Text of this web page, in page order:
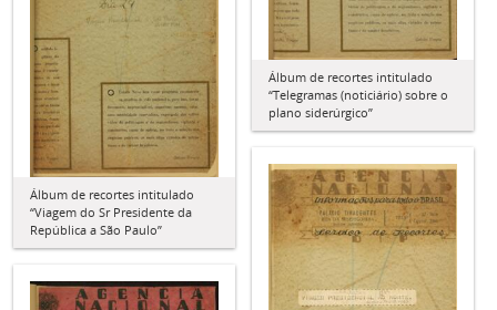
Álbum de recortes intitulado
“Telegramas (noticiário) sobre o
plano siderúrgico”
Álbum de recortes intitulado
“Viagem do Sr Presidente da
República a São Paulo”